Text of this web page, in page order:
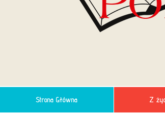
Strona Główna Z